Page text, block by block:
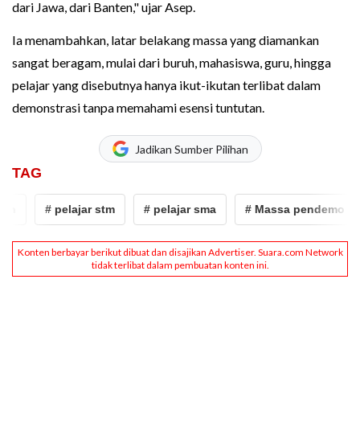
dari Jawa, dari Banten," ujar Asep.
Ia menambahkan, latar belakang massa yang diamankan
sangat beragam, mulai dari buruh, mahasiswa, guru, hingga
pelajar yang disebutnya hanya ikut-ikutan terlibat dalam
demonstrasi tanpa memahami esensi tuntutan.
Jadikan Sumber Pilihan
TAG
# pelajar stm # pelajar sma # Massa pendemo